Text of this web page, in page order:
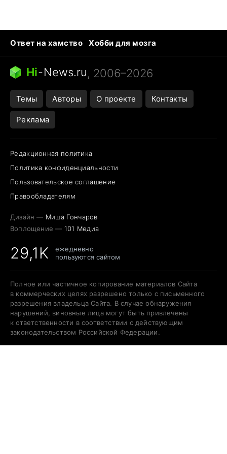
Ответ на хамство
Хобби для мозга
Бензин 100 и 95
Тунцы в океанариуме
Следующая пандемия
Hi-News.ru, 2006–2026
Темы Авторы О проекте Контакты
Реклама
Редакционная политика
Политика конфиденциальности
Пользовательское соглашение
Правообладателям
Дизайн — Миша Гончаров
Воплощение — 101 Медиа
29,1K
ежедневно
пользуются сайтом
Полное или частичное копирование материалов Сайта
в коммерческих целях разрешено только с письменного
разрешения владельца Сайта. В случае обнаружения
нарушений, виновные лица могут быть привлечены
к ответственности в соответствии с действующим
законодательством Российской Федерации.